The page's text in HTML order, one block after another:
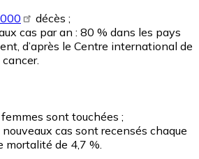
décès ;
cas par an : 80 % dans les pays
d’après le Centre international de
sont touchées ;
cas sont recensés chaque
mortalité de 4,7 %.